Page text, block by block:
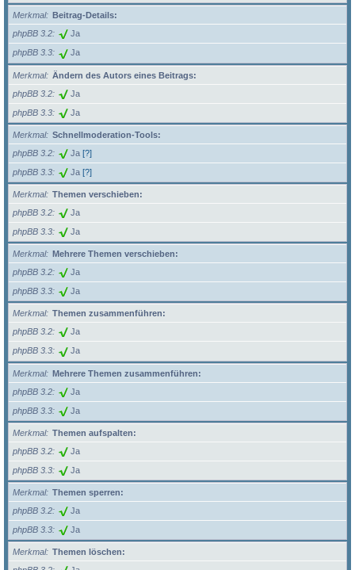
Merkmal
Beitrag-Details:
phpBB 3.2
Ja
phpBB 3.3 Ja
Merkmal
Ändern des Autors eines Beitrags:
phpBB 3.2
Ja
phpBB 3.3 Ja
Merkmal
Schnellmoderation-Tools:
phpBB 3.2
Ja [?]
phpBB 3.3 Ja [?]
Merkmal
Themen verschieben:
phpBB 3.2
Ja
phpBB 3.3 Ja
Merkmal
Mehrere Themen verschieben:
phpBB 3.2
Ja
phpBB 3.3 Ja
Merkmal
Themen zusammenführen:
phpBB 3.2
Ja
phpBB 3.3 Ja
Merkmal
Mehrere Themen zusammenführen:
phpBB 3.2
Ja
phpBB 3.3 Ja
Merkmal
Themen aufspalten:
phpBB 3.2
Ja
phpBB 3.3 Ja
Merkmal
Themen sperren:
phpBB 3.2
Ja
phpBB 3.3 Ja
Merkmal
Themen löschen: